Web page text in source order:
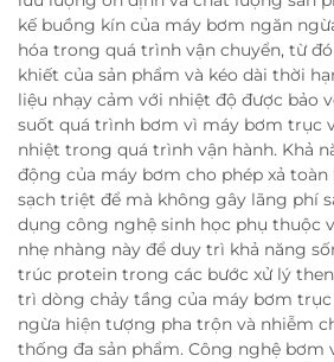
kế buồng kín của máy bơm ngăn
hóa trong quá trình vận chuyển, từ
khiết của sản phẩm và kéo dài thời
liệu nhạy cảm với nhiệt độ được bảo
suốt quá trình bơm vì máy bơm trục
nhiệt trong quá trình vận hành. Khả
động của máy bơm cho phép xả
sạch triệt để mà không gây lãng phí
dụng công nghệ sinh học phụ thuộc
nhẹ nhàng này để duy trì khả năng
trúc protein trong các bước xử lý
trì dòng chảy tầng của máy bơm
ngừa hiện tượng pha trộn và nhiễm
thống đa sản phẩm. Công nghệ